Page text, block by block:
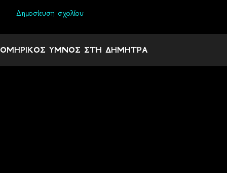
ό
λ
Δημοσίευση σχολίου
ΟΜΗΡΙΚΟΣ ΥΜΝΟΣ ΣΤΗ ΔΗΜΗΤΡΑ